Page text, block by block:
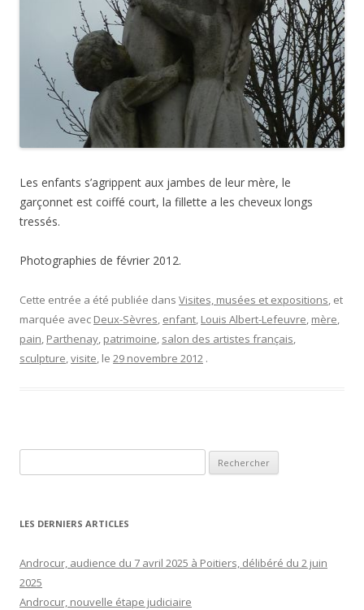
Les enfants s’agrippent aux jambes de leur mère, le
garçonnet est coiffé court, la fillette a les cheveux longs
tressés.
Photographies de février 2012.
Cette entrée a été publiée dans Visites, musées et expositions, et
marquée avec Deux-Sèvres, enfant, Louis Albert-Lefeuvre, mère,
pain, Parthenay, patrimoine, salon des artistes français,
sculpture,visite, le 29 novembre 2012 .
LES DERNIERS ARTICLES
Androcur, audience du 7 avril 2025 à Poitiers, délibéré du 2 juin
2025
Androcur, nouvelle étape judiciaire